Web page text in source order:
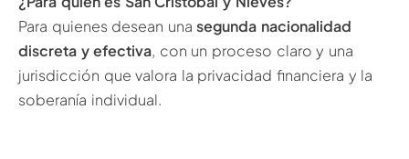
Para quienes desean unasegunda nacionalidad
discreta y efectiva, con un proceso claro y una
jurisdicción que valora la privacidad financiera y la
soberanía individual.